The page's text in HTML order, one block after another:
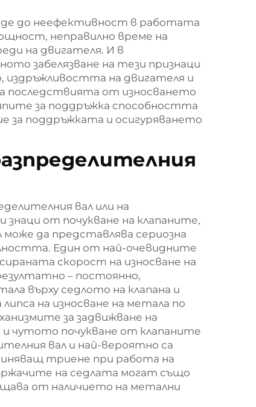
до неефективност в работата
неправилно време на
на двигателя. И в
забелязване на тези признаци
издръжливостта на двигателя и
последствията от износването
за поддръжка способността
за поддръжката и осигуряването
вал или на
знаци от почукване на клапаните,
да представлява сериозна
Един от най-очевидните
скорост на износване на
– постоянно,
върху седлото на клапана и
на износване на метала по
за задвижване на
чутото почукване от клапаните
вал и най-вероятно са
триене при работа на
на седлата могат също
от наличието на метални